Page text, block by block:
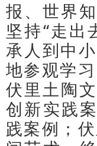
报、世界
坚持“走出
承人到中
地参观学
伏里土陶
创新实践
践案例；